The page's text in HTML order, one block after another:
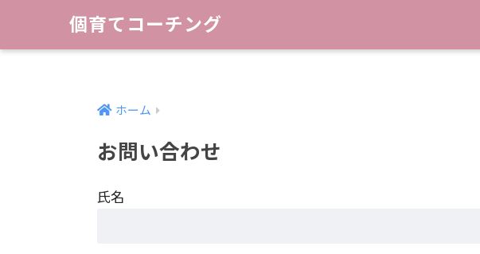
個育てコーチング
ホーム
お問い合わせ
氏名